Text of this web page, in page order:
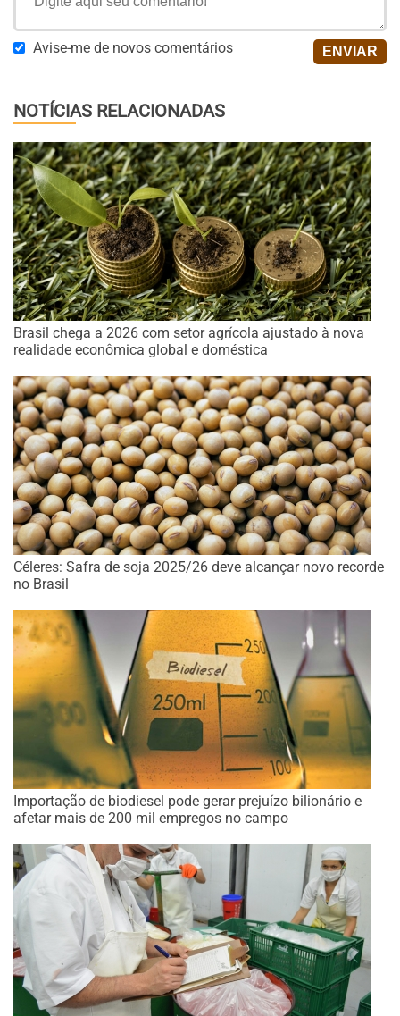
Avise-me de novos comentários
NOTÍCIAS RELACIONADAS
Brasil chega a 2026 com setor agrícola ajustado à nova
realidade econômica global e doméstica
Céleres: Safra de soja 2025/26 deve alcançar novo recorde
no Brasil
Importação de biodiesel pode gerar prejuízo bilionário e
afetar mais de 200 mil empregos no campo